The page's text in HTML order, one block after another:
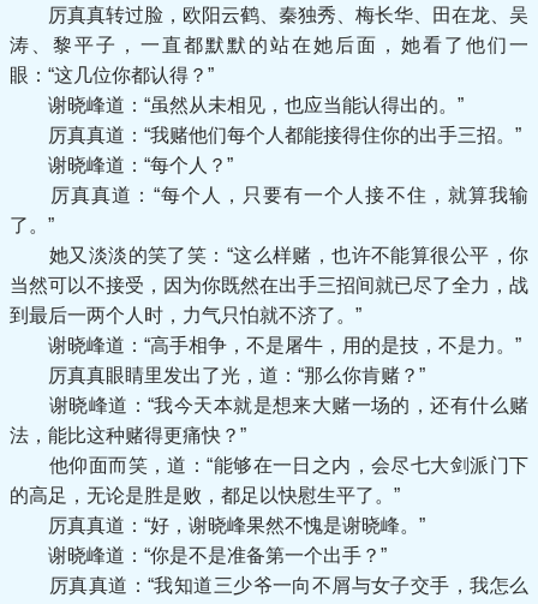
厉真真转过脸，欧阳云鹤、秦独秀、梅长华、田在龙、吴
涛、黎平子，一直都默默的站在她后面，她看了他们一
眼：“这几位你都认得？”
谢晓峰道：“虽然从未相见，也应当能认得出的。”
厉真真道：“我赌他们每个人都能接得住你的出手三招。”
谢晓峰道：“每个人？”
厉真真道：“每个人，只要有一个人接不住，就算我输
了。”
她又淡淡的笑了笑：“这么样赌，也许不能算很公平，你
当然可以不接受，因为你既然在出手三招间就已尽了全力，战
到最后一两个人时，力气只怕就不济了。”
谢晓峰道：“高手相争，不是屠牛，用的是技，不是力。”
厉真真眼睛里发出了光，道：“那么你肯赌？”
谢晓峰道：“我今天本就是想来大赌一场的，还有什么赌
法，能比这种赌得更痛快？”
他仰面而笑，道：“能够在一日之内，会尽七大剑派门下
的高足，无论是胜是败，都足以快慰生平了。”
厉真真道：“好，谢晓峰果然不愧是谢晓峰。”
谢晓峰道：“你是不是准备第一个出手？”
厉真真道：“我知道三少爷一向不屑与女子交手，我怎么